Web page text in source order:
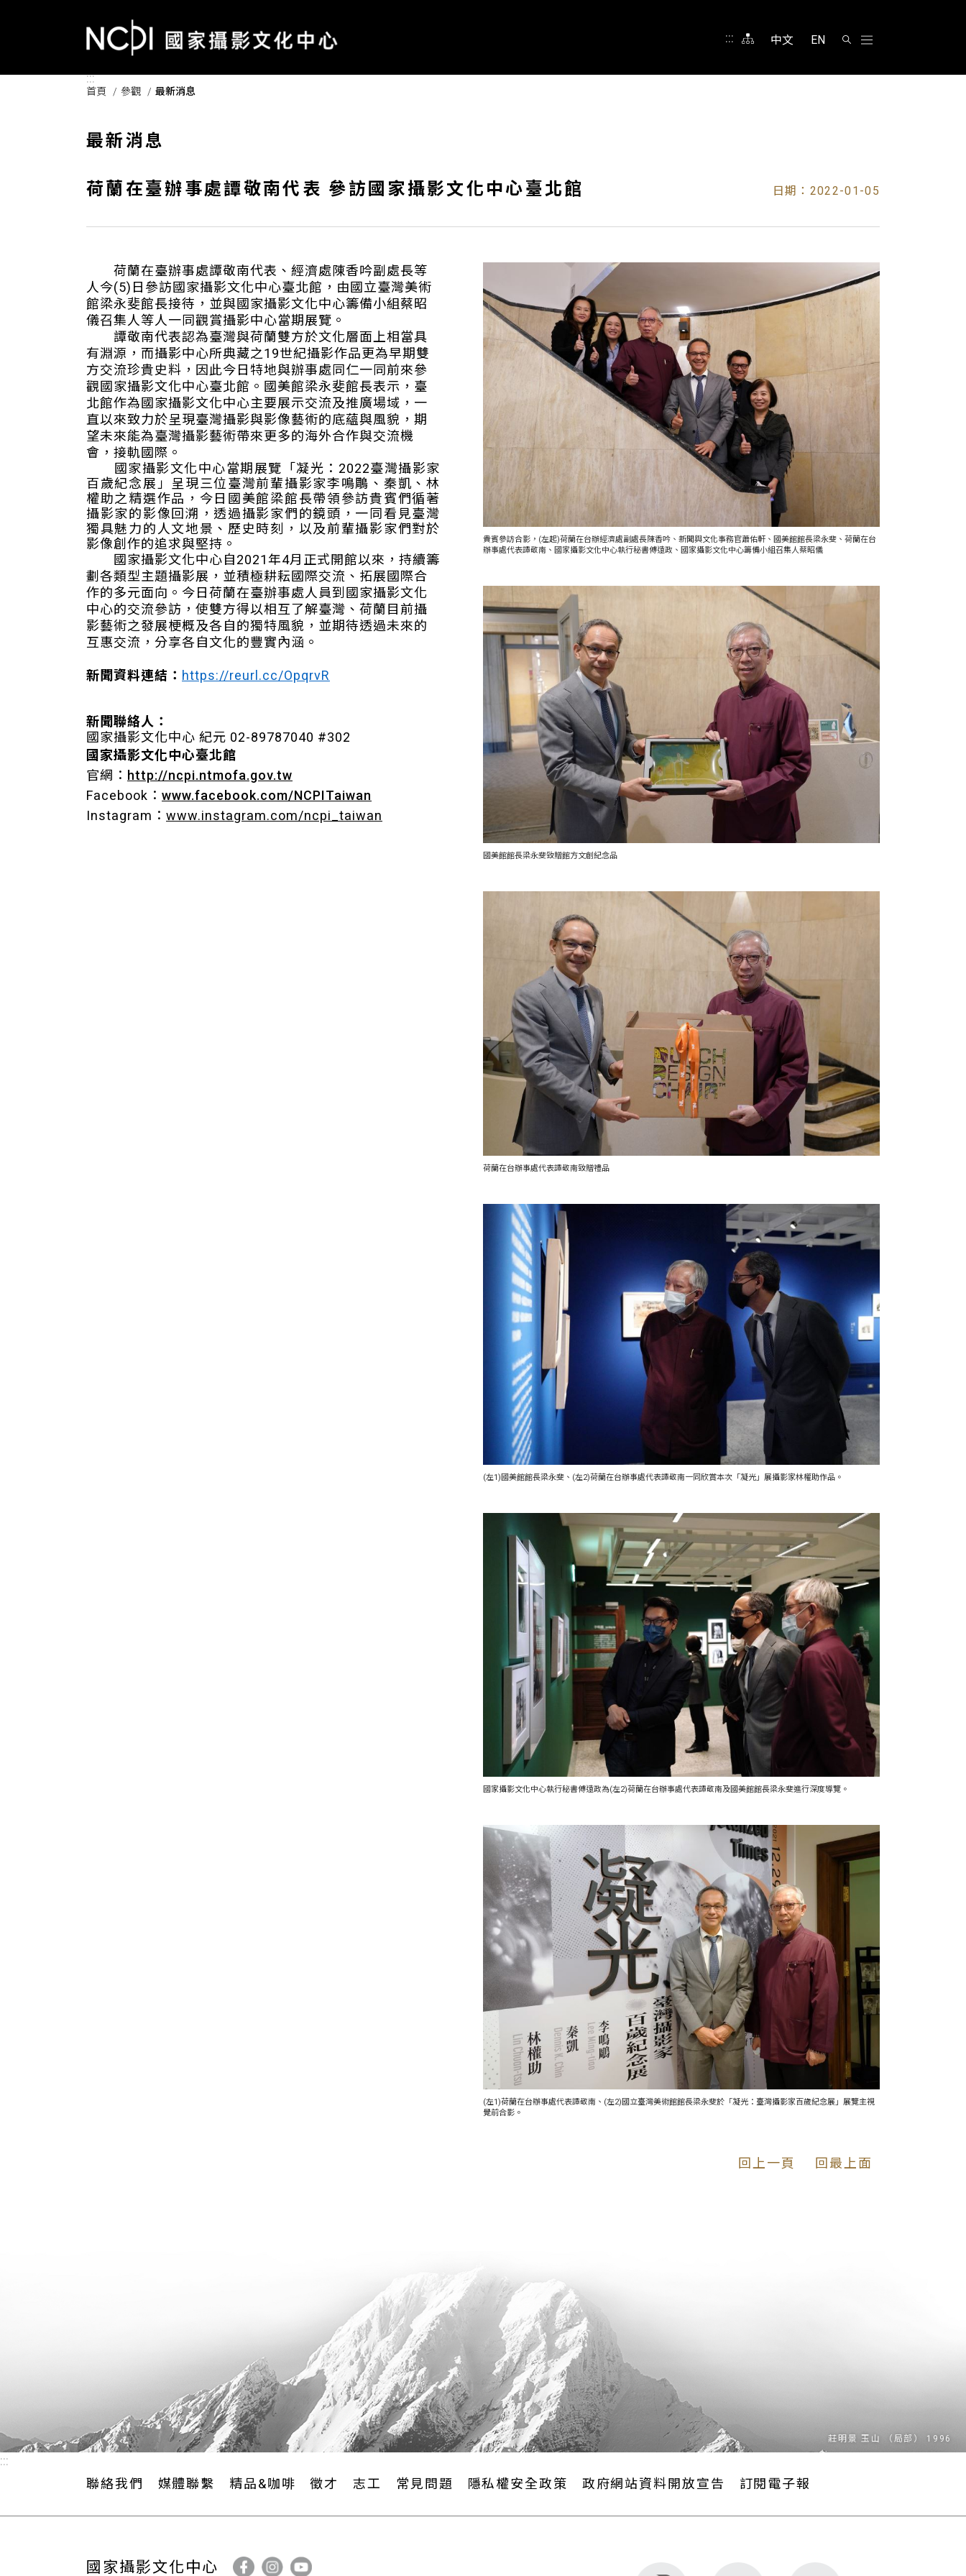
::: 中文 EN
:::
首頁 參觀 最新消息
最新消息
荷蘭在臺辦事處譚敬南代表 參訪國家攝影文化中心臺北館 日期：2022-01-05
荷蘭在臺辦事處譚敬南代表、經濟處陳香吟副處長等
人今(5)日參訪國家攝影文化中心臺北館，由國立臺灣美術
館梁永斐館長接待，並與國家攝影文化中心籌備小組蔡昭
儀召集人等人一同觀賞攝影中心當期展覽。
譚敬南代表認為臺灣與荷蘭雙方於文化層面上相當具
有淵源，而攝影中心所典藏之19世紀攝影作品更為早期雙
方交流珍貴史料，因此今日特地與辦事處同仁一同前來參
觀國家攝影文化中心臺北館。國美館梁永斐館長表示，臺
北館作為國家攝影文化中心主要展示交流及推廣場域，一
直以來致力於呈現臺灣攝影與影像藝術的底蘊與風貌，期
望未來能為臺灣攝影藝術帶來更多的海外合作與交流機
會，接軌國際。
國家攝影文化中心當期展覽「凝光：2022臺灣攝影家
百歲紀念展」呈現三位臺灣前輩攝影家李鳴鵰、秦凱、林
權助之精選作品，今日國美館梁館長帶領參訪貴賓們循著
攝影家的影像回溯，透過攝影家們的鏡頭，一同看見臺灣
獨具魅力的人文地景、歷史時刻，以及前輩攝影家們對於
影像創作的追求與堅持。
國家攝影文化中心自2021年4月正式開館以來，持續籌
劃各類型主題攝影展，並積極耕耘國際交流、拓展國際合
作的多元面向。今日荷蘭在臺辦事處人員到國家攝影文化
中心的交流參訪，使雙方得以相互了解臺灣、荷蘭目前攝
影藝術之發展梗概及各自的獨特風貌，並期待透過未來的
互惠交流，分享各自文化的豐實內涵。
新聞資料連結： https://reurl.cc/OpqrvR
新聞聯絡人：
國家攝影文化中心 紀元 02-89787040 #302
國家攝影文化中心臺北館
官網： http://ncpi.ntmofa.gov.tw
Facebook： www.facebook.com/NCPITaiwan
Instagram： www.instagram.com/ncpi_taiwan
貴賓參訪合影，(左起)荷蘭在台辦經濟處副處長陳香吟、新聞與文化事務官蕭佑軒、國美館館長梁永斐、荷蘭在台
辦事處代表譚敬南、國家攝影文化中心執行秘書傅遠政、國家攝影文化中心籌備小組召集人蔡昭儀
國美館館長梁永斐致贈館方文創紀念品
荷蘭在台辦事處代表譚敬南致贈禮品
(左1)國美館館長梁永斐、(左2)荷蘭在台辦事處代表譚敬南一同欣賞本次「凝光」展攝影家林權助作品。
國家攝影文化中心執行秘書傅遠政為(左2)荷蘭在台辦事處代表譚敬南及國美館館長梁永斐進行深度導覽。
(左1)荷蘭在台辦事處代表譚敬南、(左2)國立臺灣美術館館長梁永斐於「凝光：臺灣攝影家百歲紀念展」展覽主視
覺前合影。
回上一頁 回最上面
:::
聯絡我們 媒體聯繫 精品&咖啡 徵才 志工 常見問題 隱私權安全政策 政府網站資料開放宣告 訂閱電子報
國家攝影文化中心